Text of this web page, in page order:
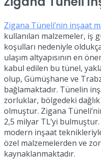
Zigana Tüneli’nin inşaat
kullanılan malzemeler, iş
koşulları nedeniyle
ulaşım altyapısının en
kabul edilen bu tünel,
olup, Gümüşhane ve
bağlamaktadır. Tünelin
zorluklar, bölgedeki
olmuştur. Zigana
2,5 milyar TL’yi
modern inşaat
özel malzemelerden ve
kaynaklanmaktadır.